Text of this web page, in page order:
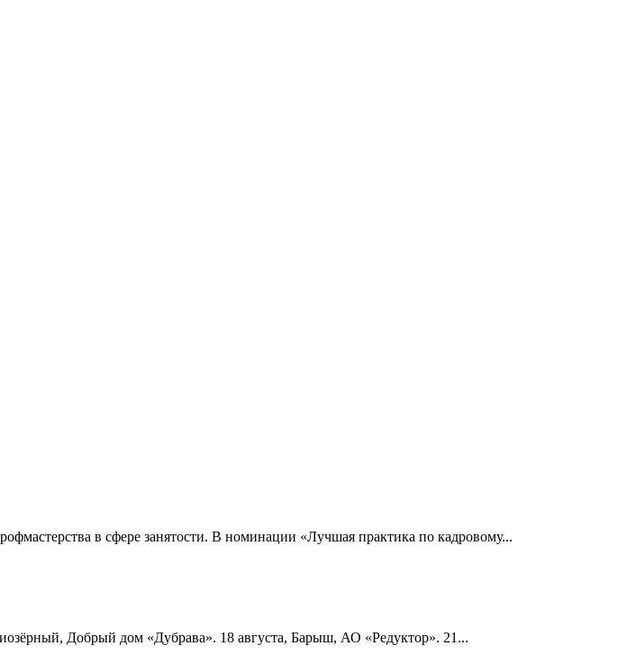
в сфере занятости. В номинации «Лучшая практика по кадровому...
Добрый дом «Дубрава». 18 августа, Барыш, АО «Редуктор». 21...